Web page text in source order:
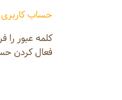
حساب کاربری
کلمه عبور را
فعال کردن